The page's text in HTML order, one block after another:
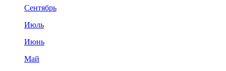
Сентябрь
Июль
Июнь
Май